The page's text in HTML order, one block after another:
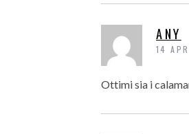
ANY
14
Ottimi sia i